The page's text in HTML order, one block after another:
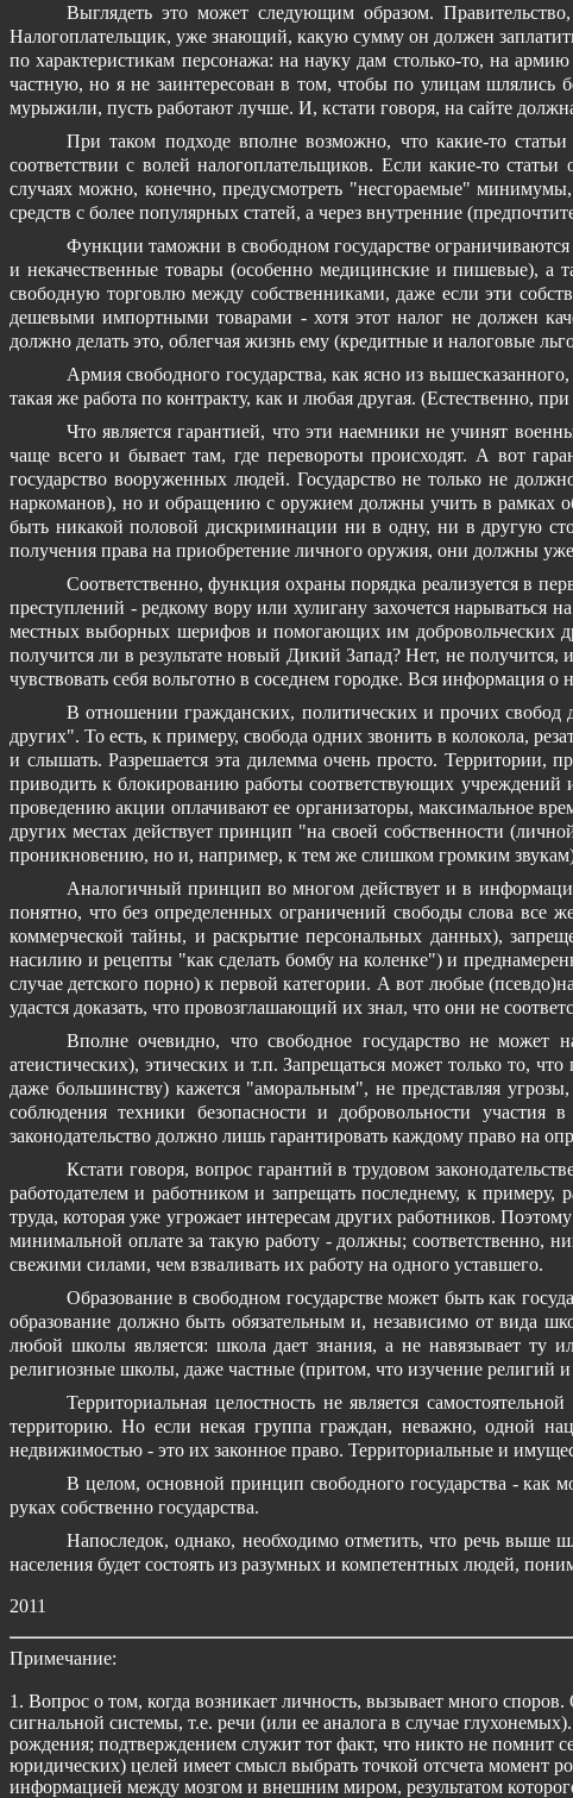
Выглядеть это может следующим образом.
Налогоплательщик, уже знающий, какую сумму он должен
по характеристикам персонажа: на науку дам столько-то, на
частную, но я не заинтересован в том, чтобы по улицам
мурыжили, пусть работают лучше. И, кстати говоря, на сайте
При таком подходе вполне возможно, что какие-то
соответствии с волей налогоплательщиков. Если какие-то
случаях можно, конечно, предусмотреть "несгораемые"
средств с более популярных статей, а через внутренние
Функции таможни в свободном государстве
и некачественные товары (особенно медицинские и пишевые), а
свободную торговлю между собственниками, даже если эти
дешевыми импортными товарами - хотя этот налог не должен
должно делать это, облегчая жизнь ему (кредитные и налоговые
Армия свободного государства, как ясно из
такая же работа по контракту, как и любая другая. (Естественно,
Что является гарантией, что эти наемники не учинят
чаще всего и бывает там, где перевороты происходят. А вот
государство вооруженных людей. Государство не только не
наркоманов), но и обращению с оружием должны учить в рамках
быть никакой половой дискриминации ни в одну, ни в другую
получения права на приобретение личного оружия, они должны уже
Соответственно, функция охраны порядка реализуется в
преступлений - редкому вору или хулигану захочется нарываться
местных выборных шерифов и помогающих им добровольческих
получится ли в результате новый Дикий Запад? Нет, не
чувствовать себя вольготно в соседнем городке. Вся информация
В отношении гражданских, политических и прочих свобод
других". То есть, к примеру, свобода одних звонить в колокола,
и слышать. Разрешается эта дилемма очень просто.
приводить к блокированию работы соответствующих учреждений
проведению акции оплачивают ее организаторы, максимальное
других местах действует принцип "на своей собственности
проникновению, но и, например, к тем же слишком громким
Аналогичный принцип во многом действует и в
понятно, что без определенных ограничений свободы слова все
коммерческой тайны, и раскрытие персональных данных),
насилию и рецепты "как сделать бомбу на коленке") и
случае детского порно) к первой категории. А вот любые
удастся доказать, что провозглашающий их знал, что они не
Вполне очевидно, что свободное государство не может
атеистических), этических и т.п. Запрещаться может только то,
даже большинству) кажется "аморальным", не представляя
соблюдения техники безопасности и добровольности
законодательство должно лишь гарантировать каждому право на
Кстати говоря, вопрос гарантий в трудовом
работодателем и работником и запрещать последнему, к
труда, которая уже угрожает интересам других работников.
минимальной оплате за такую работу - должны; соответственно,
свежими силами, чем взваливать их работу на одного уставшего.
Образование в свободном государстве может быть как
образование должно быть обязательным и, независимо от вида
любой школы является: школа дает знания, а не навязывает ту
религиозные школы, даже частные (притом, что изучение религий
Территориальная целостность не является
территорию. Но если некая группа граждан, неважно, одной
недвижимостью - это их законное право. Территориальные и
В целом, основной принцип свободного государства - как
руках собственно государства.
Напоследок, однако, необходимо отметить, что речь выше
населения будет состоять из разумных и компетентных людей,
2011
Примечание:
1. Вопрос о том, когда возникает личность, вызывает много
сигнальной системы, т.е. речи (или ее аналога в случае
рождения; подтверждением служит тот факт, что никто не помнит
юридических) целей имеет смысл выбрать точкой отсчета момент
информацией между мозгом и внешним миром, результатом